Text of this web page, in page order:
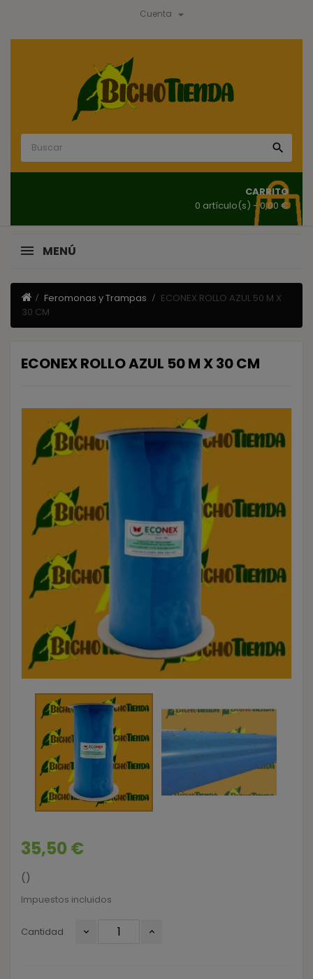
Cuenta 

CARRITO
0 artículo(s) - 0,00 €
MENÚ
Feromonas y Trampas
ECONEX ROLLO AZUL 50 M X
30 CM
ECONEX ROLLO AZUL 50 M X 30 CM
35,50 €
()
Impuestos incluidos
Cantidad